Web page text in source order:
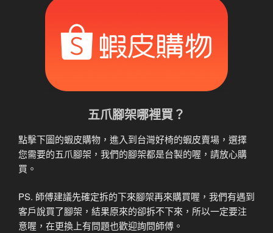
五爪腳架哪裡買？
點擊下圖的蝦皮購物，進入到台灣好椅的蝦皮賣場，選擇
您需要的五爪腳架，我們的腳架都是台製的喔，請放心購
買。
PS. 師傅建議先確定拆的下來腳架再來購買喔，我們有遇到
客戶說買了腳架，結果原來的卻拆不下來，所以一定要注
意喔，在更換上有問題也歡迎詢問師傅。